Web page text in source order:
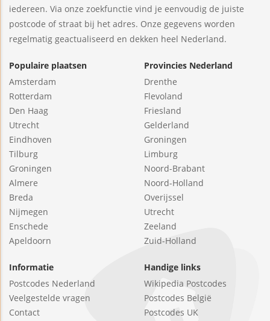
iedereen. Via onze zoekfunctie vind je eenvoudig de juiste
postcode of straat bij het adres. Onze gegevens worden
regelmatig geactualiseerd en dekken heel Nederland.
Populaire plaatsen
Amsterdam
Rotterdam
Den Haag
Utrecht
Eindhoven
Tilburg
Groningen
Almere
Breda
Nijmegen
Enschede
Apeldoorn
Provincies Nederland
Drenthe
Flevoland
Friesland
Gelderland
Groningen
Limburg
Noord-Brabant
Noord-Holland
Overijssel
Utrecht
Zeeland
Zuid-Holland
Informatie
Postcodes Nederland
Veelgestelde vragen
Contact
Handige links
Wikipedia Postcodes
Postcodes België
Postcodes UK